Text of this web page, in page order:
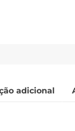
adicional